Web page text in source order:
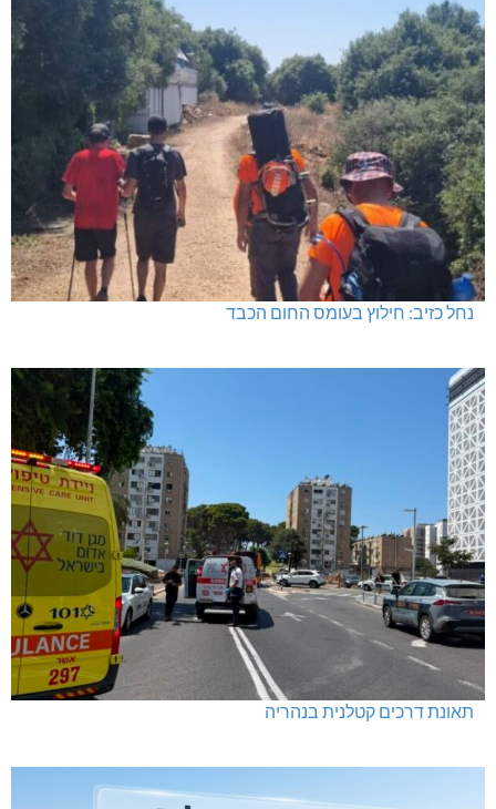
נחל כזיב: חילוץ בעומס החום הכבד
תאונת דרכים קטלנית בנהריה